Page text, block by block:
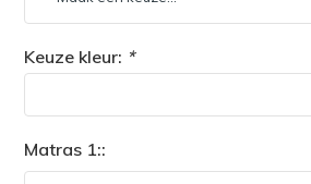
Keuze kleur: *
Matras 1::